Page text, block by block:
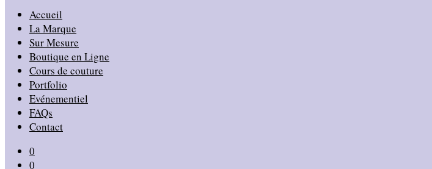
Accueil
La Marque
Sur Mesure
Boutique en Ligne
Cours de couture
Portfolio
Evénementiel
FAQs
Contact
0
0